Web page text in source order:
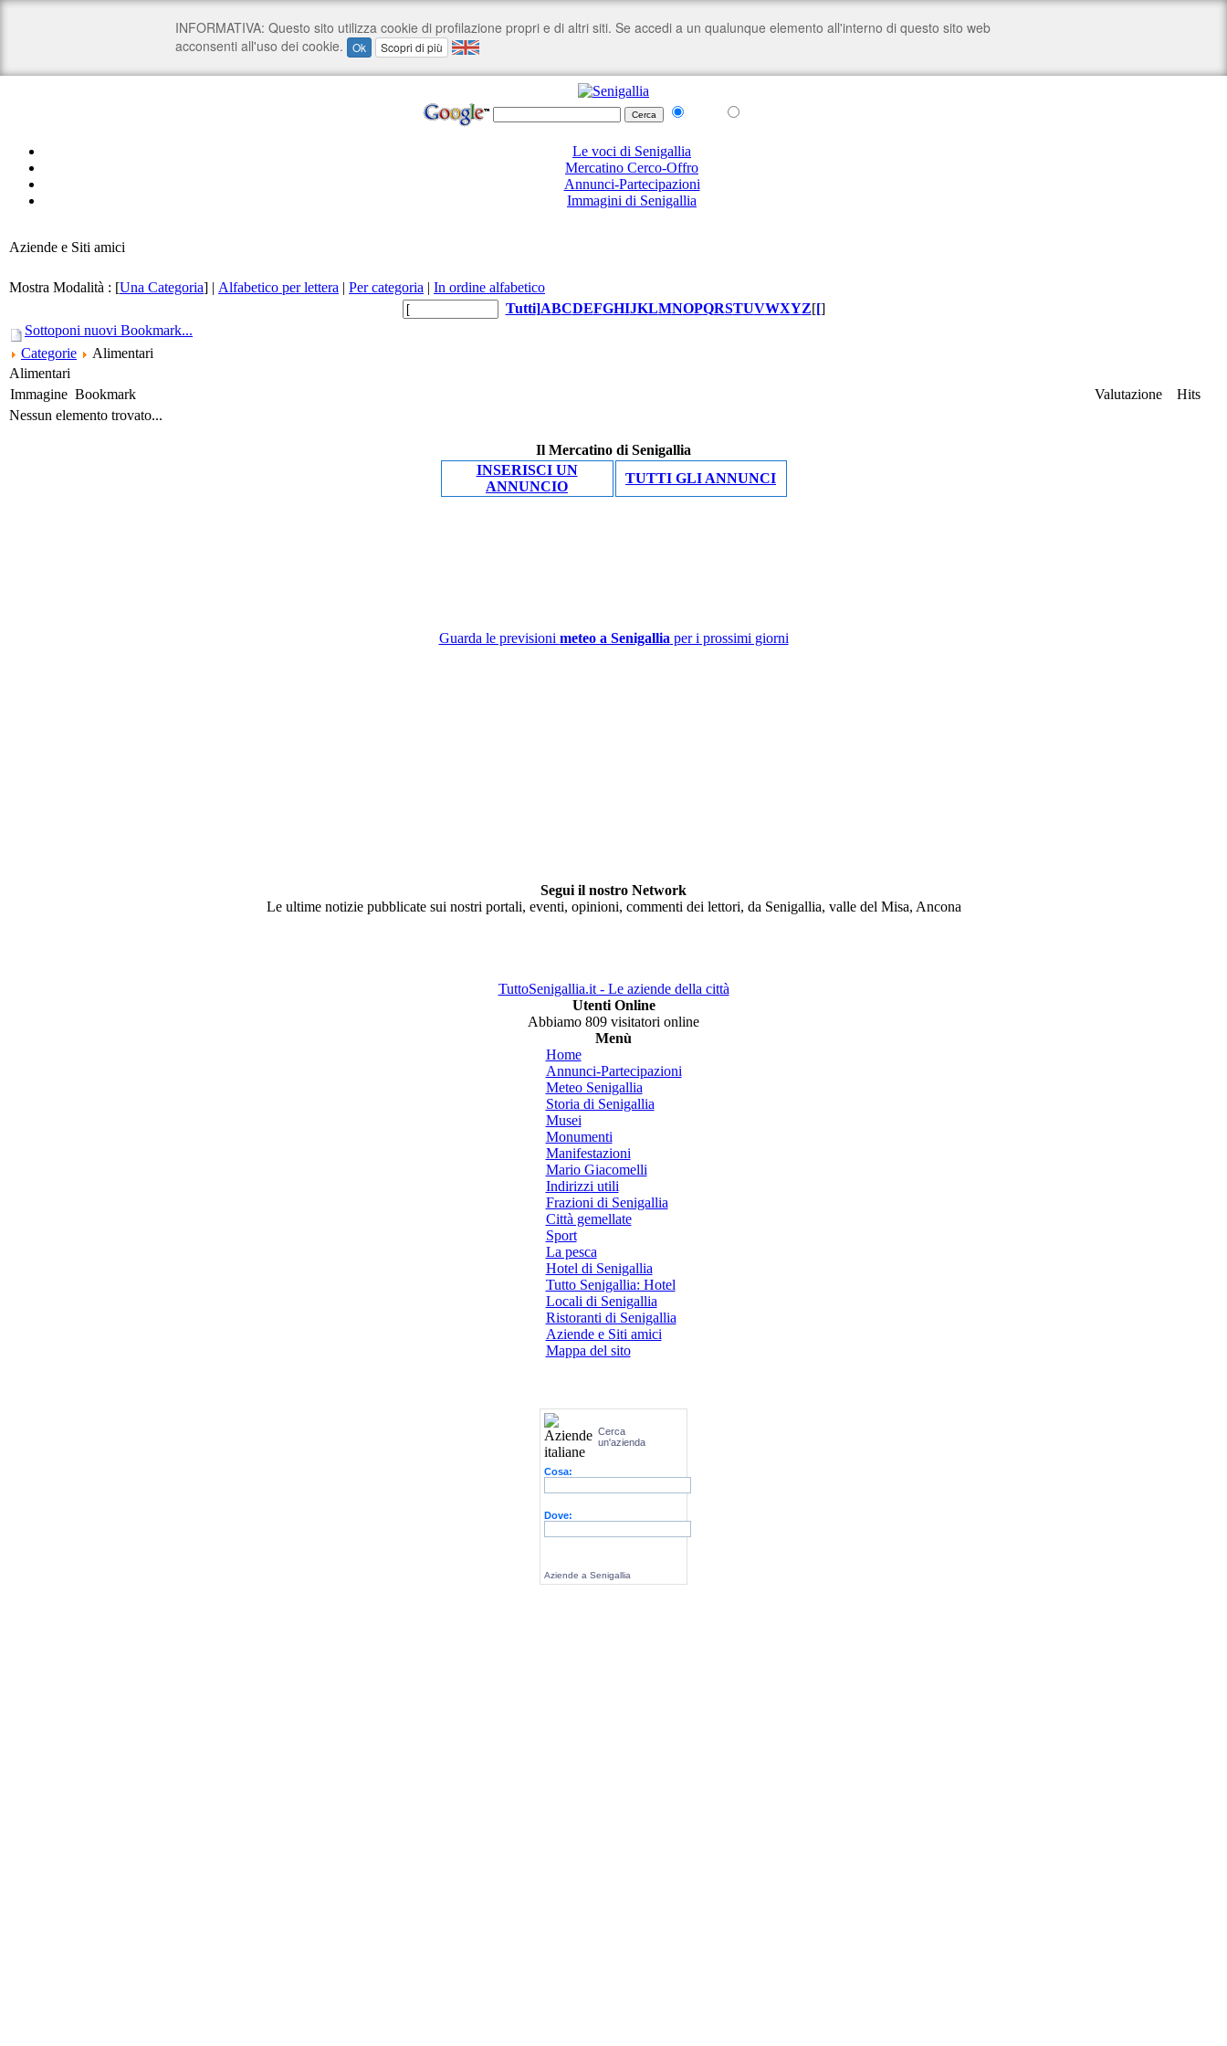
Le voci di Senigallia
Mercatino Cerco-Offro
Annunci-Partecipazioni
Immagini di Senigallia
Aziende e Siti amici
Mostra Modalità : [Una Categoria] | Alfabetico per lettera | Per categoria | In ordine alfabetico
Tutti]ABCDEFGHIJKLMNOPQRSTUVWXYZ[[]
Sottoponi nuovi Bookmark...
Categorie
Alimentari
Alimentari
Immagine Bookmark Valutazione
Hits
Nessun elemento trovato...
Il Mercatino di Senigallia
INSERISCI UN
ANNUNCIO
TUTTI GLI ANNUNCI
Guarda le previsioni meteo a Senigallia per i prossimi giorni
Segui il nostro Network
Le ultime notizie pubblicate sui nostri portali, eventi, opinioni, commenti dei lettori, da Senigallia, valle del Misa, Ancona
TuttoSenigallia.it - Le aziende della città
Utenti Online
Abbiamo 809 visitatori online
Menù
Home
Annunci-Partecipazioni
Meteo Senigallia
Storia di Senigallia
Musei
Monumenti
Manifestazioni
Mario Giacomelli
Indirizzi utili
Frazioni di Senigallia
Città gemellate
Sport
La pesca
Hotel di Senigallia
Tutto Senigallia: Hotel
Locali di Senigallia
Ristoranti di Senigallia
Aziende e Siti amici
Mappa del sito
Cerca
un'azienda
Cosa:
Dove:
Aziende a Senigallia